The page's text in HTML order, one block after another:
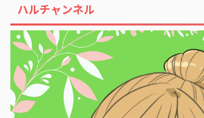
ハルチャンネル